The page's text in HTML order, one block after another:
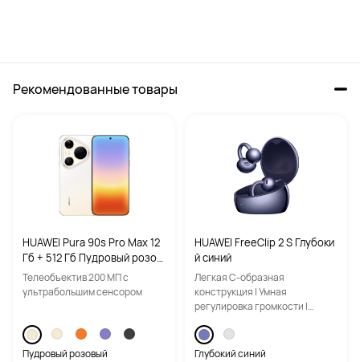
Рекомендованные товары
HUAWEI Pura 90s Pro Max 12
Гб + 512 Гб Пудровый розов
ый
Телеобъектив 200 МП с
ультрабольшим сенсором
Пудровый розовый
HUAWEI FreeClip 2 S Глубоки
й синий
Легкая С-образная
конструкция | Умная
регулировка громкости |
Глубокий синий